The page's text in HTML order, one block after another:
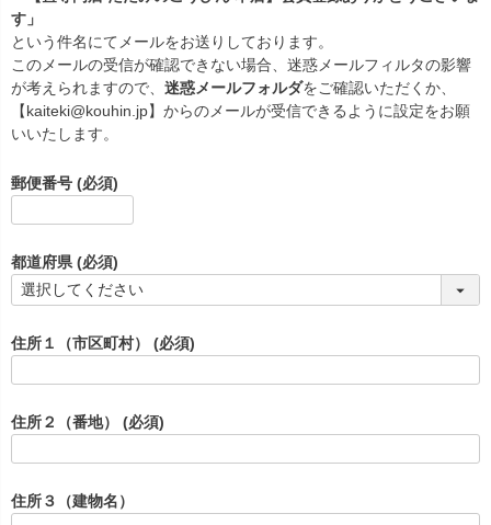
す」
という件名にてメールをお送りしております。
このメールの受信が確認できない場合、迷惑メールフィルタの影響
が考えられますので、 迷惑メールフォルダをご確認いただくか、
【kaiteki@kouhin.jp】からのメールが受信できるように設定をお願
いいたします。
郵便番号 (必須)
都道府県 (必須)
住所１（市区町村） (必須)
住所２（番地） (必須)
住所３（建物名）